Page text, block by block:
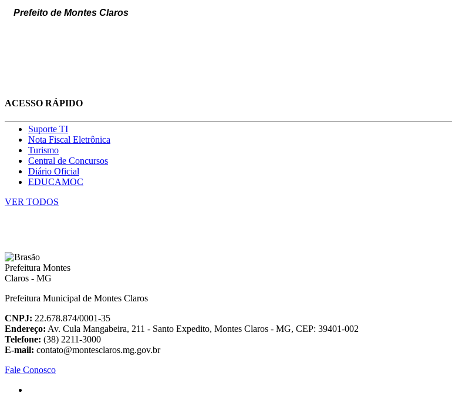
Prefeito de Montes Claros
ACESSO RÁPIDO
Suporte TI
Nota Fiscal Eletrônica
Turismo
Central de Concursos
Diário Oficial
EDUCAMOC
VER TODOS
Prefeitura Municipal de Montes Claros
CNPJ: 22.678.874/0001-35
Endereço: Av. Cula Mangabeira, 211 - Santo Expedito, Montes Claros - MG, CEP: 39401-002
Telefone: (38) 2211-3000
E-mail: contato@montesclaros.mg.gov.br
Fale Conosco